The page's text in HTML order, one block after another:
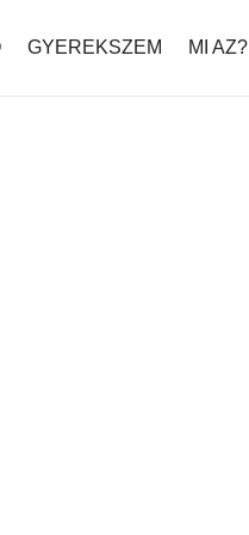
GYEREKSZEM MI AZ?